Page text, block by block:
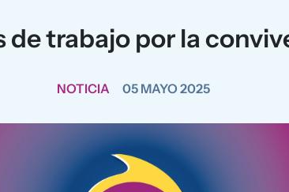
de trabajo por la
NOTICIA 05 MAYO 2025